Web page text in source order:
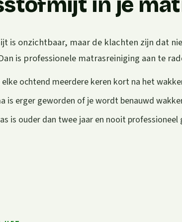
is onzichtbaar, maar de klachten zijn dat
is professionele matrasreiniging aan te
ochtend meerdere keren kort na het
is erger geworden of je wordt benauwd
is ouder dan twee jaar en nooit professioneel